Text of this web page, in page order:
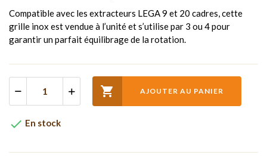
Compatible avec les extracteurs LEGA 9 et 20 cadres, cette
grille inox est vendue à l’unité et s’utilise par 3 ou 4 pour
garantir un parfait équilibrage de la rotation.
 AJOUTER AU PANIER
 En stock